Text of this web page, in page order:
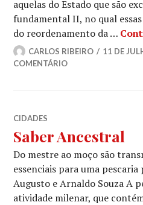
aquelas do Estado que são
fundamental II, no qual
do reordenamento da …
CARLOS RIBEIRO 11 DE
COMENTÁRIO
CIDADES
Saber Ancestral
Do mestre ao moço são
essenciais para uma
Augusto e Arnaldo Souza A
atividade milenar, que